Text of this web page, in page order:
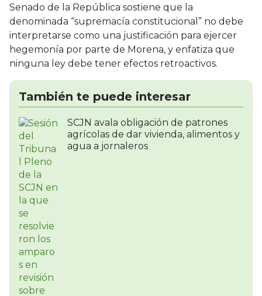
Senado de la República sostiene que la
denominada “supremacía constitucional” no debe
interpretarse como una justificación para ejercer
hegemonía por parte de Morena, y enfatiza que
ninguna ley debe tener efectos retroactivos.
También te puede interesar
SCJN avala obligación de patrones
agrícolas de dar vivienda, alimentos y
agua a jornaleros